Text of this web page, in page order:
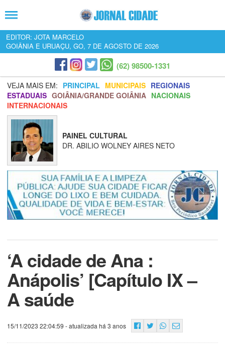
EDITOR: JOTA MARCELO
GOIÂNIA E URUAÇU, GO, 7 DE AGOSTO DE 2026
(62) 98500-1331
VEJA MAIS EM: PRINCIPAL MUNICIPAIS REGIONAIS
ESTADUAIS GOIÂNIA/GRANDE GOIÂNIA NACIONAIS
INTERNACIONAIS
PAINEL CULTURAL
DR. ABILIO WOLNEY AIRES NETO
‘A cidade de Ana :
Anápolis’ [Capítulo IX –
A saúde
15/11/2023 22:04:59 - atualizada há 3 anos